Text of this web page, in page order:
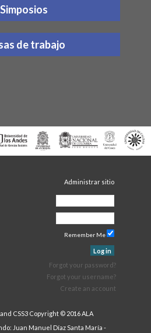
Simposios
de trabajo
Administrar sitio
Remember Me
Log in
Forgot your password?
Forgot your username?
Create an account
CSS3 Copyright © 2016 ALA
Juan Manuel Díaz Santa María -